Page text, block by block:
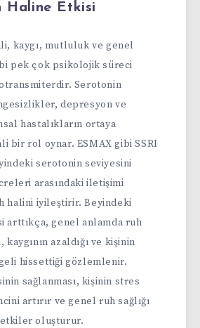
Haline Etkisi
kaygı, mutluluk ve genel
pek çok psikolojik süreci
Serotonin
depresyon ve
hastalıkların ortaya
bir rol oynar. ESMAX gibi SSRI
serotonin seviyesini
arasındaki iletişimi
halini iyileştirir. Beyindeki
arttıkça, genel anlamda ruh
azaldığı ve kişinin
hissettiği gözlemlenir.
sağlanması, kişinin stres
artırır ve genel ruh sağlığı
oluşturur.